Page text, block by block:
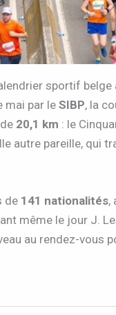
sportif belge
mai par leSIBP, la
20,1 km : le
autre pareille, qui
de 141 nationalités,
même le jour J.
au rendez-vous